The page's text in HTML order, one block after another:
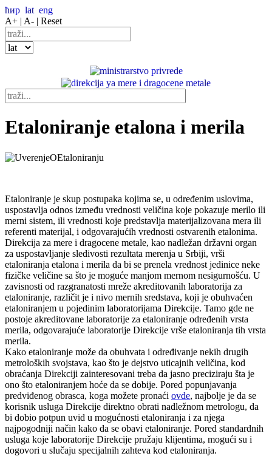
ћир lat eng
A+ | A- | Reset
Etaloniranje etalona i merila
Etaloniranje je skup postupaka kojima se, u određenim uslovima,
uspostavlja odnos između vrednosti veličina koje pokazuje merilo ili
merni sistem, ili vrednosti koje predstavlja materijalizovana mera ili
referenti materijal, i odgovarajućih vrednosti ostvarenih etalonima.
Direkcija za mere i dragocene metale, kao nadležan državni organ
za uspostavljanje sledivosti rezultata merenja u Srbiji, vrši
etaloniranja etalona i merila da bi se prenela vrednost jedinice neke
fizičke veličine sa što je moguće manjom mernom nesigurnošću. U
zavisnosti od razgranatosti mreže akreditovanih laboratorija za
etaloniranje, različit je i nivo mernih sredstava, koji je obuhvaćen
etaloniranjem u pojedinim laboratorijama Direkcije. Tamo gde ne
postoje akreditovane laboratorije za etaloniranje određenih vrsta
merila, odgovarajuće laboratorije Direkcije vrše etaloniranja tih vrsta
merila.
Kako etaloniranje može da obuhvata i određivanje nekih drugih
metroloških svojstava, kao što je dejstvo uticajnih veličina, kod
obraćanja Direkciji zainteresovani treba da jasno preciziraju šta je
ono što etaloniranjem hoće da se dobije. Pored popunjavanja
predviđenog obrasca, koga možete pronaći ovde, najbolje je da se
korisnik usluga Direkcije direktno obrati nadležnom metrologu, da
bi dobio potpun uvid u mogućnosti etaloniranja i za njega
najpogodniji način kako da se obavi etaloniranje. Pored standardnih
usluga koje laboratorije Direkcije pružaju klijentima, mogući su i
dogovori u slučaju specijalnih zahteva kod etaloniranja.